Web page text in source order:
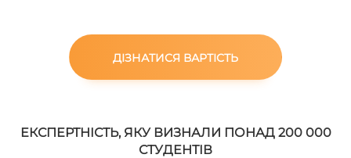
ДІЗНАТИСЯ ВАРТІСТЬ
ЕКСПЕРТНІСТЬ, ЯКУ ВИЗНАЛИ ПОНАД 200 000
СТУДЕНТІВ